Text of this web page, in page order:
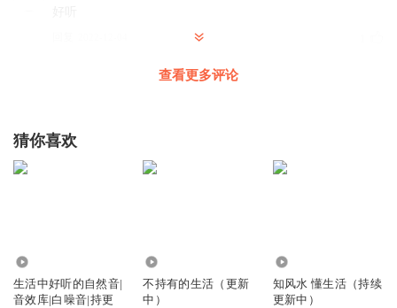
是阿我好怕😖😖🥶
查看更多评论
猜你喜欢
生活中好听的自然音|
音效库|白噪音|持更
不持有的生活（更新
中）
知风水 懂生活（持续
更新中）